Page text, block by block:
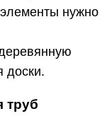
нужно
доски.
труб